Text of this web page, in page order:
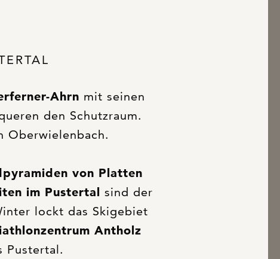
Ahrn mit seinen
den Schutzraum.
Oberwielenbach.
von Platten
im Pustertal sind der
lockt das Skigebiet
Antholz
Pustertal.